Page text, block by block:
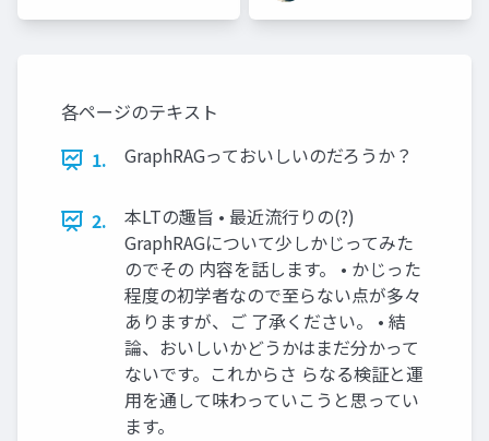
各ページのテキスト
1.
GraphRAGっておいしいのだろうか？
2.
本LTの趣旨 • 最近流行りの(?)
GraphRAGについて少しかじってみた
のでその 内容を話します。 • かじった
程度の初学者なので至らない点が多々
ありますが、ご 了承ください。 • 結
論、おいしいかどうかはまだ分かって
ないです。これからさ らなる検証と運
用を通して味わっていこうと思ってい
ます。